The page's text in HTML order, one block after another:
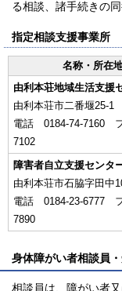
る相談、諸手続きの
指定相談支援事業所
名称・所在
由利本荘地域生活支援
由利本荘市二番堰25-1
電話 0184-74-7160
7102
障害者自立支援センタ
由利本荘市石脇字田中
電話 0184-23-6777
7890
身体障がい者相談員
相談員は、障がい者